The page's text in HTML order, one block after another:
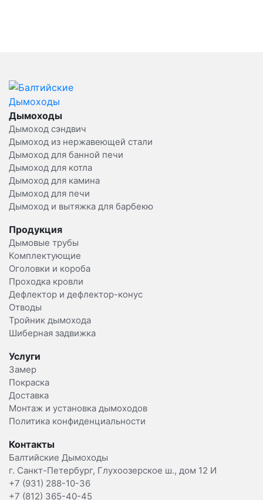
Дымоходы
Дымоход сэндвич
Дымоход из нержавеющей стали
Дымоход для банной печи
Дымоход для котла
Дымоход для камина
Дымоход для печи
Дымоход и вытяжка для барбекю
Продукция
Дымовые трубы
Комплектующие
Оголовки и короба
Проходка кровли
Дефлектор и дефлектор-конус
Отводы
Тройник дымохода
Шиберная задвижка
Услуги
Замер
Покраска
Доставка
Монтаж и установка дымоходов
Политика конфиденциальности
Контакты
Балтийские Дымоходы
г. Санкт-Петербург, Глухоозерское ш., дом 12 И
+7 (931) 288-10-36
+7 (812) 365-40-45